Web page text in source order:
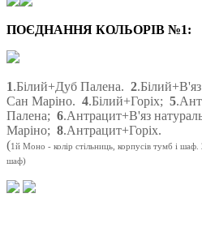
ПОЄДНАННЯ КОЛЬОРІВ №1:
1.Білий+Дуб Палена. 2
Сан Маріно. 4.Білий+Горіх; 5
Палена; 6.Антрацит+В'яз
Маріно; 8.Антрацит+Горіх.
(1й Моно - колір стільниць, корпусів тумб і
шаф)